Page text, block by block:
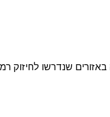
באזורים שנדרשו לחיזוק